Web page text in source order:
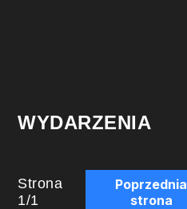
WYDARZENIA
Strona
1/1
Poprzednia
strona